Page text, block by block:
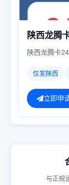
陕西龙腾
陕西龙腾卡
仅发陕西
立即申
与正规